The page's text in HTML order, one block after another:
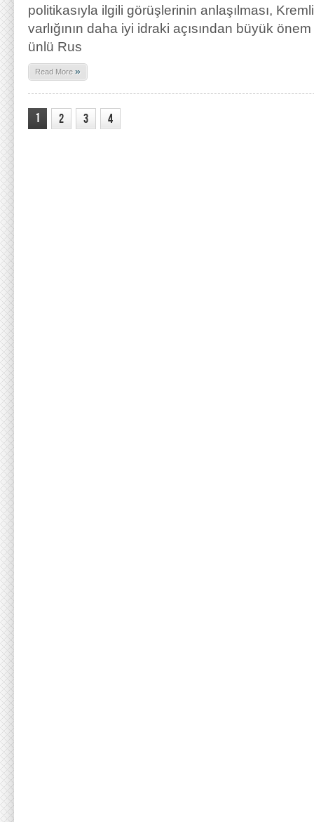
politikasıyla ilgili görüşlerinin anlaşılması,
varlığının daha iyi idraki açısından büyük
ünlü Rus
Read More »
1 2 3 4